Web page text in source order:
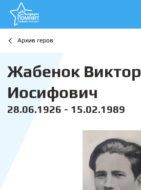
Архив геров
Жабенок Виктор
Иосифович
28.06.1926 - 15.02.1989